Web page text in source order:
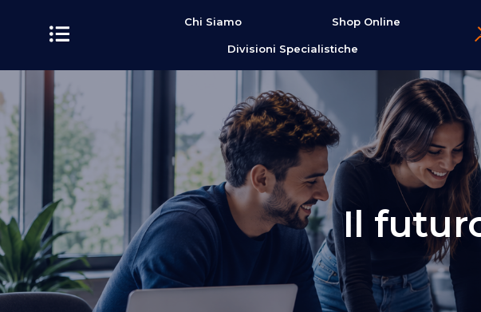
Chi Siamo Shop Online
Divisioni Specialistiche
Il